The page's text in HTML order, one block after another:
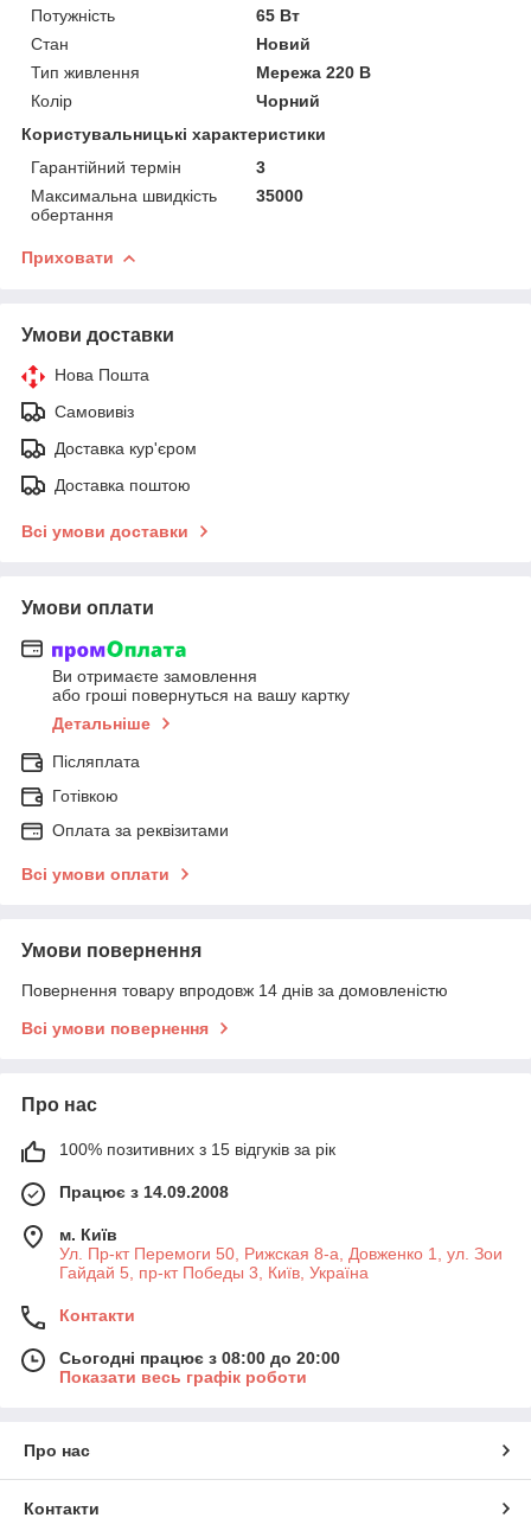
Потужність
65 Вт
Стан
Новий
Тип живлення
Мережа 220 В
Колір
Чорний
Користувальницькі характеристики
Гарантійний термін
3
Максимальна швидкість
обертання
35000
Приховати
Умови доставки
Нова Пошта
Самовивіз
Доставка кур'єром
Доставка поштою
Всі умови доставки
Умови оплати
Ви отримаєте замовлення
або гроші повернуться на вашу картку
Детальніше
Післяплата
Готівкою
Оплата за реквізитами
Всі умови оплати
Умови повернення
Повернення товару впродовж 14 днів за домовленістю
Всі умови повернення
Про нас
100% позитивних з 15 відгуків за рік
Працює з 14.09.2008
м. Київ
Ул. Пр-кт Перемоги 50, Рижская 8-а, Довженко 1, ул. Зои
Гайдай 5, пр-кт Победы 3, Київ, Україна
Контакти
Сьогодні працює з 08:00 до 20:00
Показати весь графік роботи
Про нас
Контакти